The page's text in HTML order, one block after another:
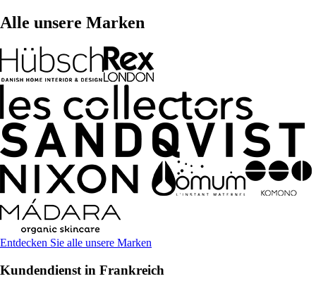
Alle unsere Marken
Entdecken Sie alle unsere Marken
Kundendienst in Frankreich